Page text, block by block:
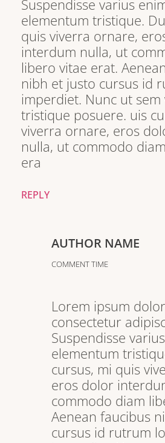
Suspendisse varius
elementum tristique.
quis viverra ornare,
interdum nulla, ut
libero vitae erat.
nibh et justo cursus id
imperdiet. Nunc ut sem
tristique posuere. uis
viverra ornare, eros
nulla, ut commodo
era
REPLY
AUTHOR NAME
COMMENT TIME
Lorem ipsum
consectetur
Suspendisse
elementum
cursus, mi quis
eros dolor
commodo diam
Aenean faucibus
cursus id rutrum